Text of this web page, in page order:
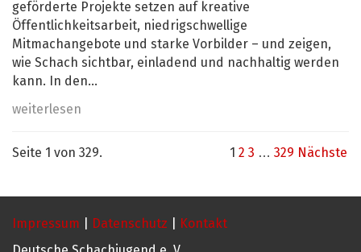
geförderte Projekte setzen auf kreative
Öffentlichkeitsarbeit, niedrigschwellige
Mitmachangebote und starke Vorbilder – und zeigen,
wie Schach sichtbar, einladend und nachhaltig werden
kann. In den...
weiterlesen
Seite 1 von 329. 1 2 3 … 329 Nächste
Impressum Datenschutz Kontakt